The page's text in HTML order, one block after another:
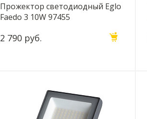
Прожектор светодиодный Eglo
Faedo 3 10W 97455
2 790 руб.